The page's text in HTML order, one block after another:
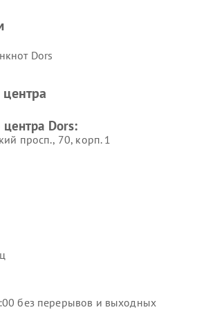
Dors
Dors:
просп., 70, корп. 1
без перерывов и выходных